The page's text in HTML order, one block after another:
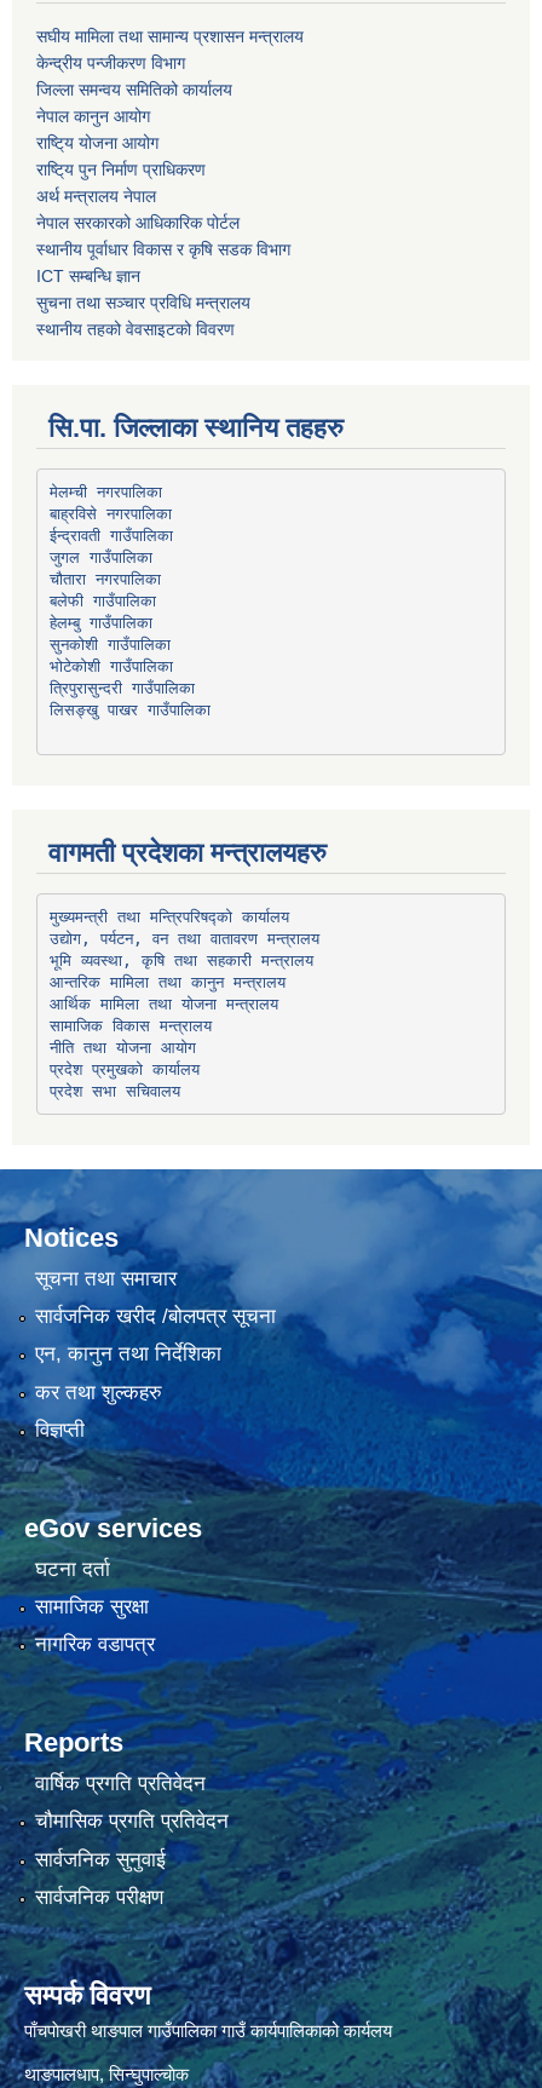
स‌घीय मामिला तथा सामान्य प्रशासन मन्त्रालय
केन्द्रीय पन्जीकरण विभाग
जिल्ला समन्वय समितिको कार्यालय
नेपाल कानुन आयोग
राष्टि्य योजना आयोग
राष्टि्य पुन निर्माण प्राधिकरण
अर्थ मन्त्रालय नेपाल
नेपाल सरकारको आधिकारिक पोर्टल
स्थानीय पूर्वाधार विकास र कृषि सडक विभाग
ICT सम्बन्धि ज्ञान
सुचना तथा सञ्चार प्रविधि मन्त्रालय
स्थानीय तहको वेवसाइटको विवरण
सि.पा. जिल्लाका स्थानिय तहहरु
मेलम्ची नगरपालिका
बाह्रविसे नगरपालिका
ईन्द्रावती गाउँपालिका
जुगल गाउँपालिका
चौतारा नगरपालिका
बलेफी गाउँपालिका
हेलम्बु गाउँपालिका
सुनकोशी गाउँपालिका
भोटेकोशी गाउँपालिका
त्रिपुरासुन्दरी गाउँपालिका
लिसङ्खु पाखर गाउँपालिका
वागमती प्रदेशका मन्त्रालयहरु
मुख्यमन्त्री तथा मन्त्रिपरिषद्को कार्यालय
उद्योग, पर्यटन, वन तथा वातावरण मन्त्रालय
भूमि व्यवस्था, कृषि तथा सहकारी मन्त्रालय
आन्तरिक मामिला तथा कानुन मन्त्रालय
आर्थिक मामिला तथा योजना मन्त्रालय
सामाजिक विकास मन्त्रालय
नीति तथा योजना आयोग
प्रदेश प्रमुखको कार्यालय
प्रदेश सभा सचिवालय
Notices
सूचना तथा समाचार
सार्वजनिक खरीद /बोलपत्र सूचना
एन, कानुन तथा निर्देशिका
कर तथा शुल्कहरु
विज्ञप्ती
eGov services
घटना दर्ता
सामाजिक सुरक्षा
नागरिक वडापत्र
Reports
वार्षिक प्रगति प्रतिवेदन
चौमासिक प्रगति प्रतिवेदन
सार्वजनिक सुनुवाई
सार्वजनिक परीक्षण
सम्पर्क विवरण
पाँचपाेखरी थाङपाल गाउँपालिका गाउँ कार्यपालिकाको कार्यलय
थाङपालधाप, सिन्घुपाल्चाेक